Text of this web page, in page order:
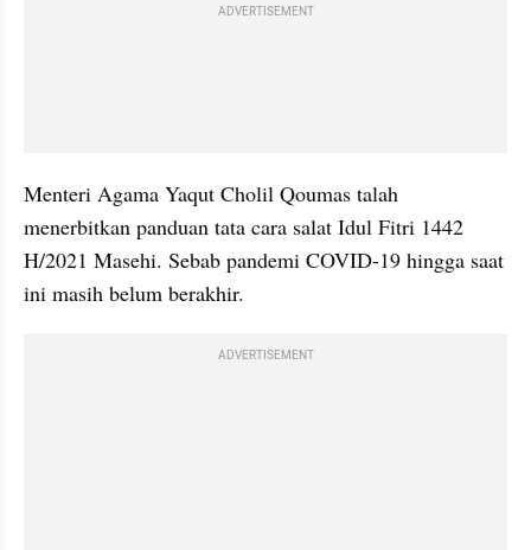
ADVERTISEMENT
Menteri Agama Yaqut Cholil Qoumas talah
menerbitkan panduan tata cara salat Idul Fitri 1442
H/2021 Masehi. Sebab pandemi COVID-19 hingga saat
ini masih belum berakhir.
ADVERTISEMENT